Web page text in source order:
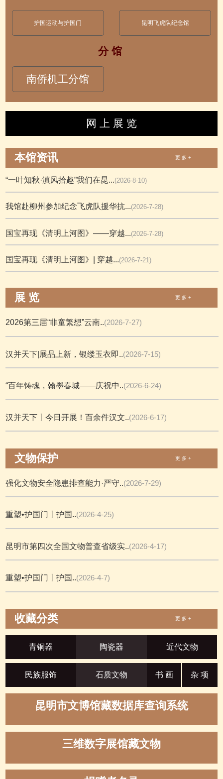
护国运动与护国门 昆明飞虎队纪念馆
分 馆
南侨机工分馆
网 上 展 览
本馆资讯 更 多 +
“一叶知秋·滇风拾趣”我们在昆...(2026-8-10)
我馆赴柳州参加纪念飞虎队援华抗...(2026-7-28)
国宝再现《清明上河图》——穿越...(2026-7-28)
国宝再现《清明上河图》| 穿越...(2026-7-21)
展 览 更 多 +
2026第三届“非童繁想”云南..(2026-7-27)
汉并天下|展品上新，银缕玉衣即..(2026-7-15)
“百年铸魂，翰墨春城——庆祝中..(2026-6-24)
汉并天下丨今日开展！百余件汉文..(2026-6-17)
文物保护 更 多 +
强化文物安全隐患排查能力·严守..(2026-7-29)
重塑•护国门丨护国..(2026-4-25)
昆明市第四次全国文物普查省级实..(2026-4-17)
重塑•护国门丨护国..(2026-4-7)
收藏分类 更 多 +
青铜器 陶瓷器 近代文物
民族服饰 石质文物 书 画 杂 项
昆明市文博馆藏数据库查询系统
三维数字展馆藏文物